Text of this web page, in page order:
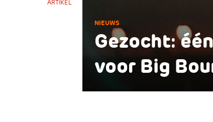
ARTIKEL
NIEUWS
Gezocht:
voor Big